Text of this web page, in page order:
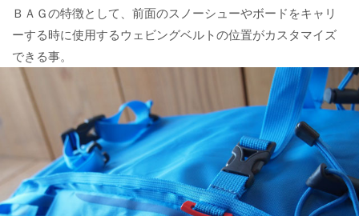
ＢＡＧの特徴として、前面のスノーシューやボードをキャリ
ーする時に使用するウェビングベルトの位置がカスタマイズ
できる事。